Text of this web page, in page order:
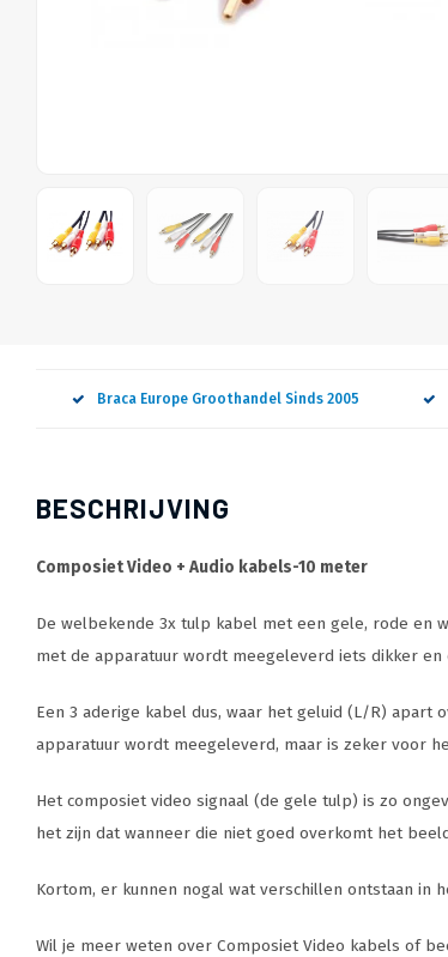
Braca Europe Groothandel Sinds 2005
BESCHRIJVING
Composiet Video + Audio kabels-10 meter
De welbekende 3x tulp kabel met een gele, rode en
met de apparatuur wordt meegeleverd iets dikker
Een 3 aderige kabel dus, waar het geluid (L/R) apart
apparatuur wordt meegeleverd, maar is zeker voor
Het composiet video signaal (de gele tulp) is zo
het zijn dat wanneer die niet goed overkomt het
Kortom, er kunnen nogal wat verschillen ontstaan in
Wil je meer weten over Composiet Video kabels of